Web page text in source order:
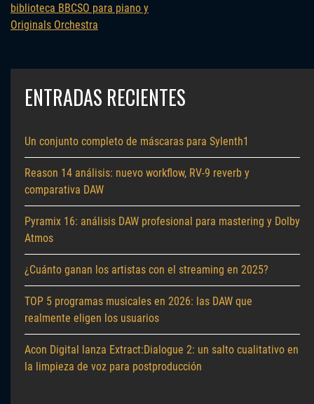
biblioteca BBCSO para piano y
Originals Orchestra
ENTRADAS RECIENTES
Un conjunto completo de máscaras para Sylenth1
Reason 14 análisis: nuevo workflow, RV-9 reverb y
comparativa DAW
Pyramix 16: análisis DAW profesional para mastering y Dolby
Atmos
¿Cuánto ganan los artistas con el streaming en 2025?
TOP 5 programas musicales en 2026: las DAW que
realmente eligen los usuarios
Acon Digital lanza Extract:Dialogue 2: un salto cualitativo en
la limpieza de voz para postproducción